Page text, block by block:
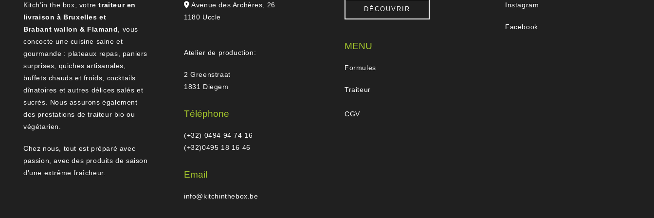
Kitch’in the box, votretraiteur en
livraison à Bruxelles et
Brabant wallon & Flamand , vous
concocte une cuisine saine et
gourmande : plateaux repas, paniers
surprises, quiches artisanales,
buffets chauds et froids, cocktails
dînatoires et autres délices salés et
sucrés. Nous assurons également
des prestations de traiteur bio ou
végétarien.
Chez nous, tout est préparé avec
passion, avec des produits de saison
d’une extrême fraîcheur.
Avenue des Archères, 26
1180 Uccle
Atelier de production:
2 Greenstraat
1831 Diegem
Téléphone
(+32) 0494 94 74 16
(+32)0495 18 16 46
Email
info@kitchinthebox.be
DÉCOUVRIR
MENU
Formules
Traiteur
CGV
Instagram
Facebook